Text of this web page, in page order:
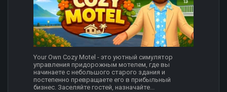
Your Own Cozy Motel - это уютный симулятор
управления придорожным мотелем, где вы
начинаете с небольшого старого здания и
постепенно превращаете его в прибыльный
бизнес. Заселяйте гостей, назначайте...